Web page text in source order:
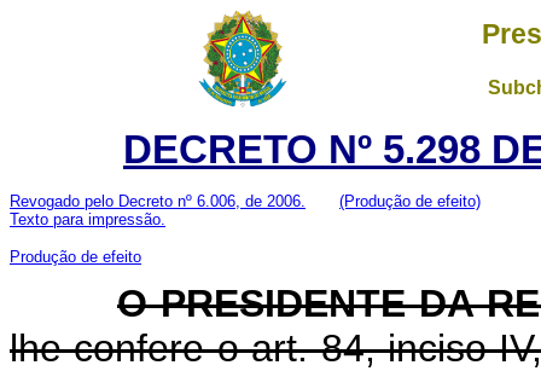
DECRETO Nº 5.298
Revogado pelo Decreto nº 6.006, de 2006.
(Produção de efeito)
Texto para impressão.
Produção de efeito
O PRESIDENTE DA
lhe confere o art. 84, inciso